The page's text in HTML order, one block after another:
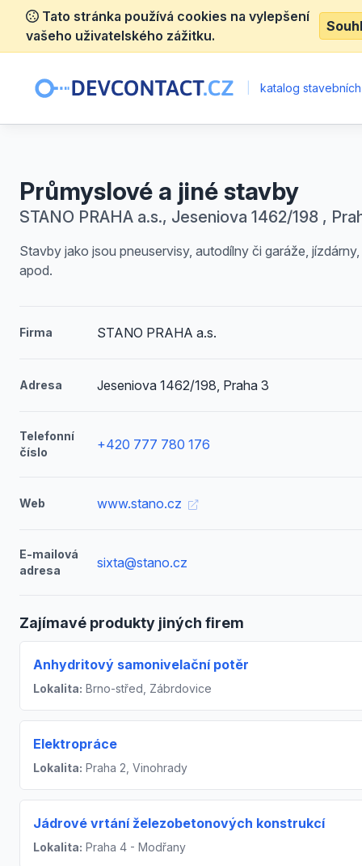
Tato stránka používá cookies na vylepšení
vašeho uživatelského zážitku.
katalog
Průmyslové a jiné stavby
STANO PRAHA a.s., Jeseniova 1462/198 ,
Stavby jako jsou pneuservisy, autodílny či garáže,
apod.
Firma STANO PRAHA a.s.
Adresa Jeseniova 1462/198, Praha 3
Telefonní
číslo
+420 777 780 176
Web www.stano.cz
E-mailová
adresa
sixta@stano.cz
Zajímavé produkty jiných firem
Anhydritový samonivelační potěr
Lokalita: Brno-střed, Zábrdovice
Elektropráce
Lokalita: Praha 2, Vinohrady
Jádrové vrtání železobetonových konstrukcí
Lokalita: Praha 4 - Modřany